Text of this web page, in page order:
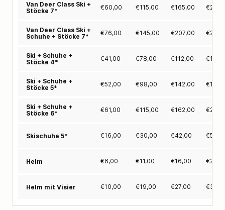
Van Deer Class Ski +
Stöcke 7*
€60,00 €115,00 €165,00 €
Van Deer Class Ski +
Schuhe + Stöcke 7*
€76,00 €145,00 €207,00 €
Ski + Schuhe +
Stöcke 4*
€41,00 €78,00 €112,00 €
Ski + Schuhe +
Stöcke 5*
€52,00 €98,00 €142,00 €
Ski + Schuhe +
Stöcke 6*
€61,00 €115,00 €162,00 €
Skischuhe 5* €16,00 €30,00 €42,00 €
Helm €6,00 €11,00 €16,00 €
Helm mit Visier €10,00 €19,00 €27,00 €